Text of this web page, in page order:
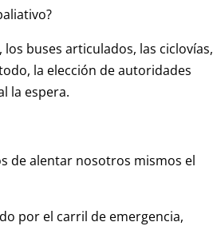
buses articulados, las ciclovías,
la elección de autoridades
la espera.
de alentar nosotros mismos el
por el carril de emergencia,